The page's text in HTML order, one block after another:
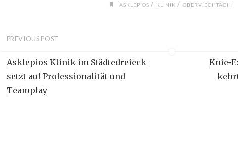
ASKLEPIOS / KLINIK / OBERVIECHTACH
PREVIOUS POST
Asklepios Klinik im Städtedreieck
setzt auf Professionalität und
Teamplay
Knie-